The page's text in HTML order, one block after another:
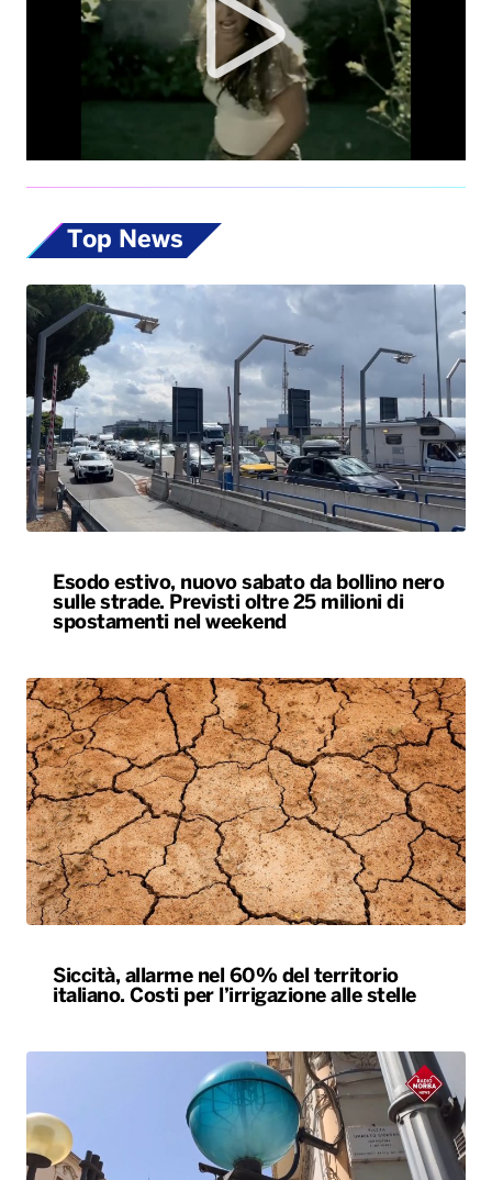
Top News
Esodo estivo, nuovo sabato da bollino nero
sulle strade. Previsti oltre 25 milioni di
spostamenti nel weekend
Siccità, allarme nel 60% del territorio
italiano. Costi per l’irrigazione alle stelle